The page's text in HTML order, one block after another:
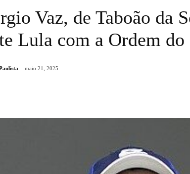
Vaz, de Taboão da
Lula com a Ordem
maio 21, 2025